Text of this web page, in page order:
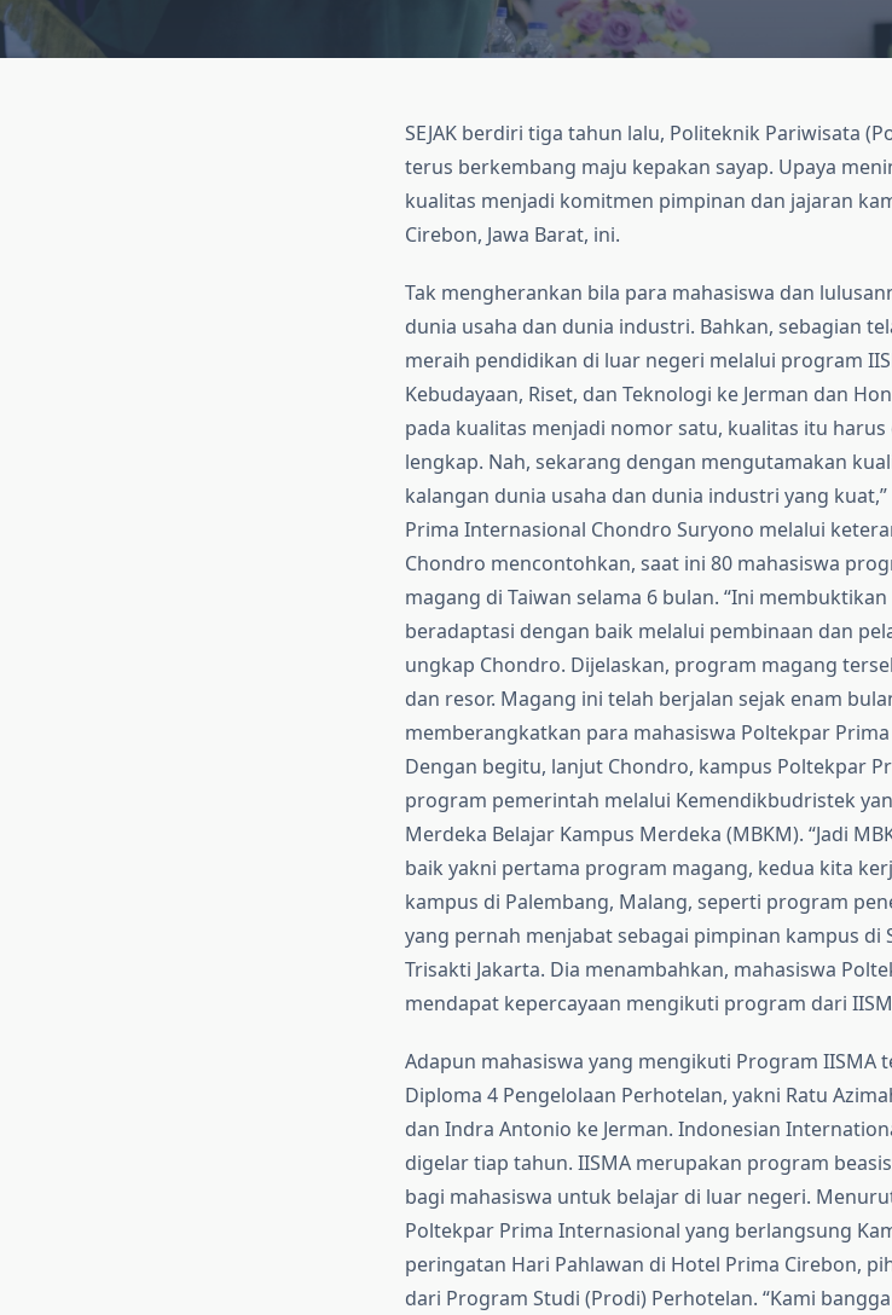
SEJAK berdiri tiga tahun lalu, Politeknik Pariwisata
terus berkembang maju kepakan sayap. Upaya
kualitas menjadi komitmen pimpinan dan jajaran
Cirebon, Jawa Barat, ini.
Tak mengherankan bila para mahasiswa dan
dunia usaha dan dunia industri. Bahkan, sebagian
meraih pendidikan di luar negeri melalui program
Kebudayaan, Riset, dan Teknologi ke Jerman dan
pada kualitas menjadi nomor satu, kualitas itu
lengkap. Nah, sekarang dengan mengutamakan
kalangan dunia usaha dan dunia industri yang
Prima Internasional Chondro Suryono melalui
Chondro mencontohkan, saat ini 80 mahasiswa
magang di Taiwan selama 6 bulan. “Ini
beradaptasi dengan baik melalui pembinaan dan
ungkap Chondro. Dijelaskan, program magang
dan resor. Magang ini telah berjalan sejak enam
memberangkatkan para mahasiswa Poltekpar
Dengan begitu, lanjut Chondro, kampus Poltekpar
program pemerintah melalui Kemendikbudristek
Merdeka Belajar Kampus Merdeka (MBKM). “Jadi
baik yakni pertama program magang, kedua kita
kampus di Palembang, Malang, seperti program
yang pernah menjabat sebagai pimpinan kampus di
Trisakti Jakarta. Dia menambahkan, mahasiswa
mendapat kepercayaan mengikuti program dari
Adapun mahasiswa yang mengikuti Program IISMA
Diploma 4 Pengelolaan Perhotelan, yakni Ratu
dan Indra Antonio ke Jerman. Indonesian
digelar tiap tahun. IISMA merupakan program
bagi mahasiswa untuk belajar di luar negeri.
Poltekpar Prima Internasional yang berlangsung
peringatan Hari Pahlawan di Hotel Prima Cirebon,
dari Program Studi (Prodi) Perhotelan. “Kami